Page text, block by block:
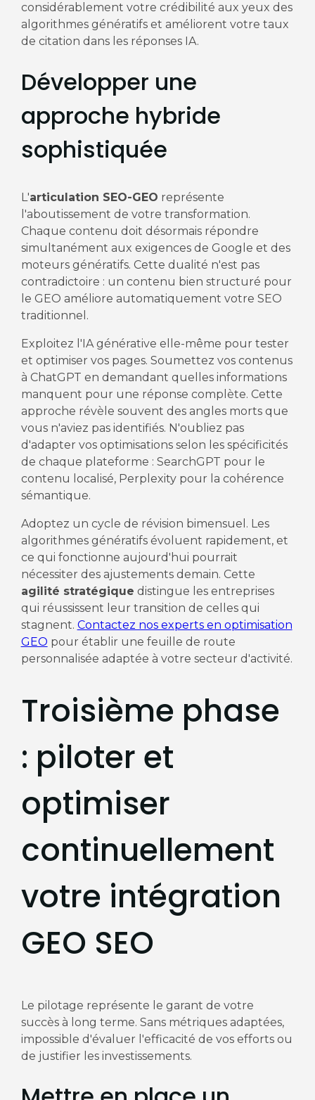
considérablement votre crédibilité aux yeux des
algorithmes génératifs et améliorent votre taux
de citation dans les réponses IA.
Développer une
approche hybride
sophistiquée
L'articulation SEO-GEO représente
l'aboutissement de votre transformation.
Chaque contenu doit désormais répondre
simultanément aux exigences de Google et des
moteurs génératifs. Cette dualité n'est pas
contradictoire : un contenu bien structuré pour
le GEO améliore automatiquement votre SEO
traditionnel.
Exploitez l'IA générative elle-même pour tester
et optimiser vos pages. Soumettez vos contenus
à ChatGPT en demandant quelles informations
manquent pour une réponse complète. Cette
approche révèle souvent des angles morts que
vous n'aviez pas identifiés. N'oubliez pas
d'adapter vos optimisations selon les spécificités
de chaque plateforme : SearchGPT pour le
contenu localisé, Perplexity pour la cohérence
sémantique.
Adoptez un cycle de révision bimensuel. Les
algorithmes génératifs évoluent rapidement, et
ce qui fonctionne aujourd'hui pourrait
nécessiter des ajustements demain. Cette
agilité stratégique distingue les entreprises
qui réussissent leur transition de celles qui
stagnent. Contactez nos experts en optimisation
GEO pour établir une feuille de route
personnalisée adaptée à votre secteur d'activité.
Troisième phase
: piloter et
optimiser
continuellement
votre intégration
GEO SEO
Le pilotage représente le garant de votre
succès à long terme. Sans métriques adaptées,
impossible d'évaluer l'efficacité de vos efforts ou
de justifier les investissements.